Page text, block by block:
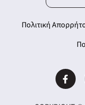
Πολιτική